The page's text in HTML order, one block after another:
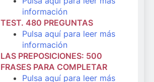
información
TEST. 480 PREGUNTAS
Pulsa aquí para leer más
información
LAS PREPOSICIONES: 500
FRASES PARA COMPLETAR
Pulsa aquí para leer más